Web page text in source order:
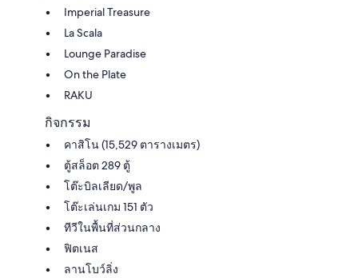
Imperial Treasure
La Scala
Lounge Paradise
On the Plate
RAKU
กิจกรรม
คาสิโน (15,529 ตารางเมตร)
ตู้สล็อต 289 ตู้
โต๊ะบิลเลียด/พูล
โต๊ะเล่นเกม 151 ตัว
ทีวีในพื้นที่ส่วนกลาง
ฟิตเนส
ลานโบว์ลิ่ง